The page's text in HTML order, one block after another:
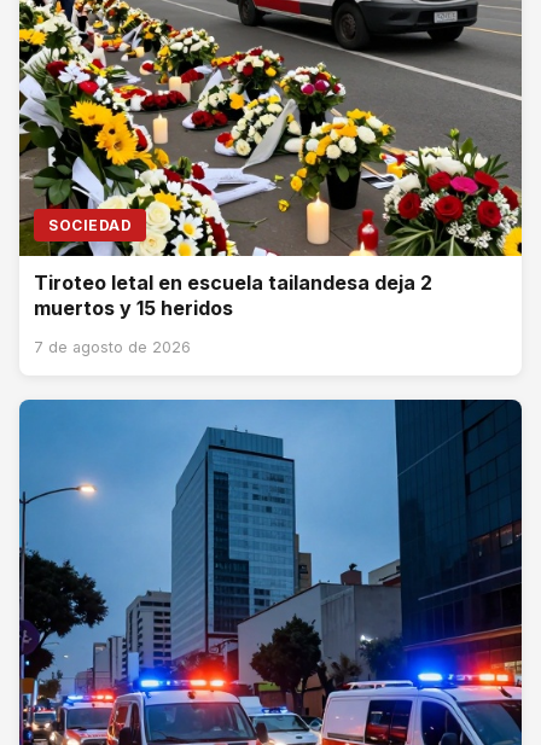
SOCIEDAD
Tiroteo letal en escuela tailandesa deja 2
muertos y 15 heridos
7 de agosto de 2026